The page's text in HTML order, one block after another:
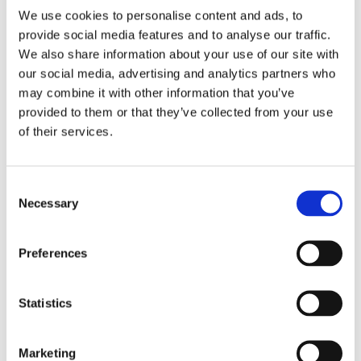
We use cookies to personalise content and ads, to
provide social media features and to analyse our traffic.
We also share information about your use of our site with
our social media, advertising and analytics partners who
may combine it with other information that you’ve
provided to them or that they’ve collected from your use
of their services.
Selection
Necessary
Preferences
Statistics
Marketing
Due fratelli escogitano un piano per
catturare Babbo Natale. Quando il
piano fallisce, i bambini si uniscono a
Saint Nick e ai suoi elfi per salvare le
vacanze prima che sia troppo tardi.
molto curioso… ma non vi spoileriamo
anche i “bambini” grandi, per noi